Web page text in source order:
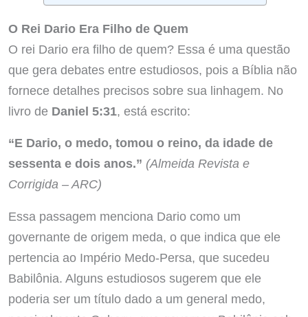
O Rei Dario Era Filho de Quem
O rei Dario era filho de quem? Essa é uma questão
que gera debates entre estudiosos, pois a Bíblia não
fornece detalhes precisos sobre sua linhagem. No
livro de Daniel 5:31, está escrito:
“E Dario, o medo, tomou o reino, da idade de
sessenta e dois anos.” (Almeida Revista e
Corrigida – ARC)
Essa passagem menciona Dario como um
governante de origem meda, o que indica que ele
pertencia ao Império Medo-Persa, que sucedeu
Babilônia. Alguns estudiosos sugerem que ele
poderia ser um título dado a um general medo,